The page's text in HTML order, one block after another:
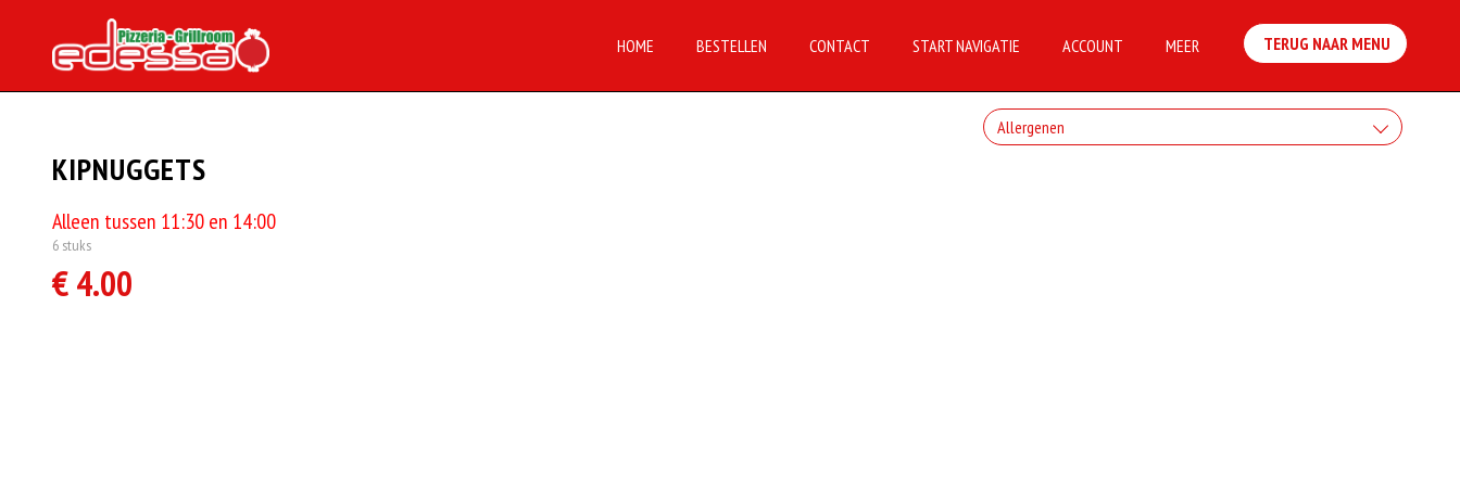
HOME BESTELLEN CONTACT START NAVIGATIE ACCOUNT MEER TERUG NAAR MENU
KIPNUGGETS
Alleen tussen 11:30 en 14:00
6 stuks
€ 4.00
Allergenen